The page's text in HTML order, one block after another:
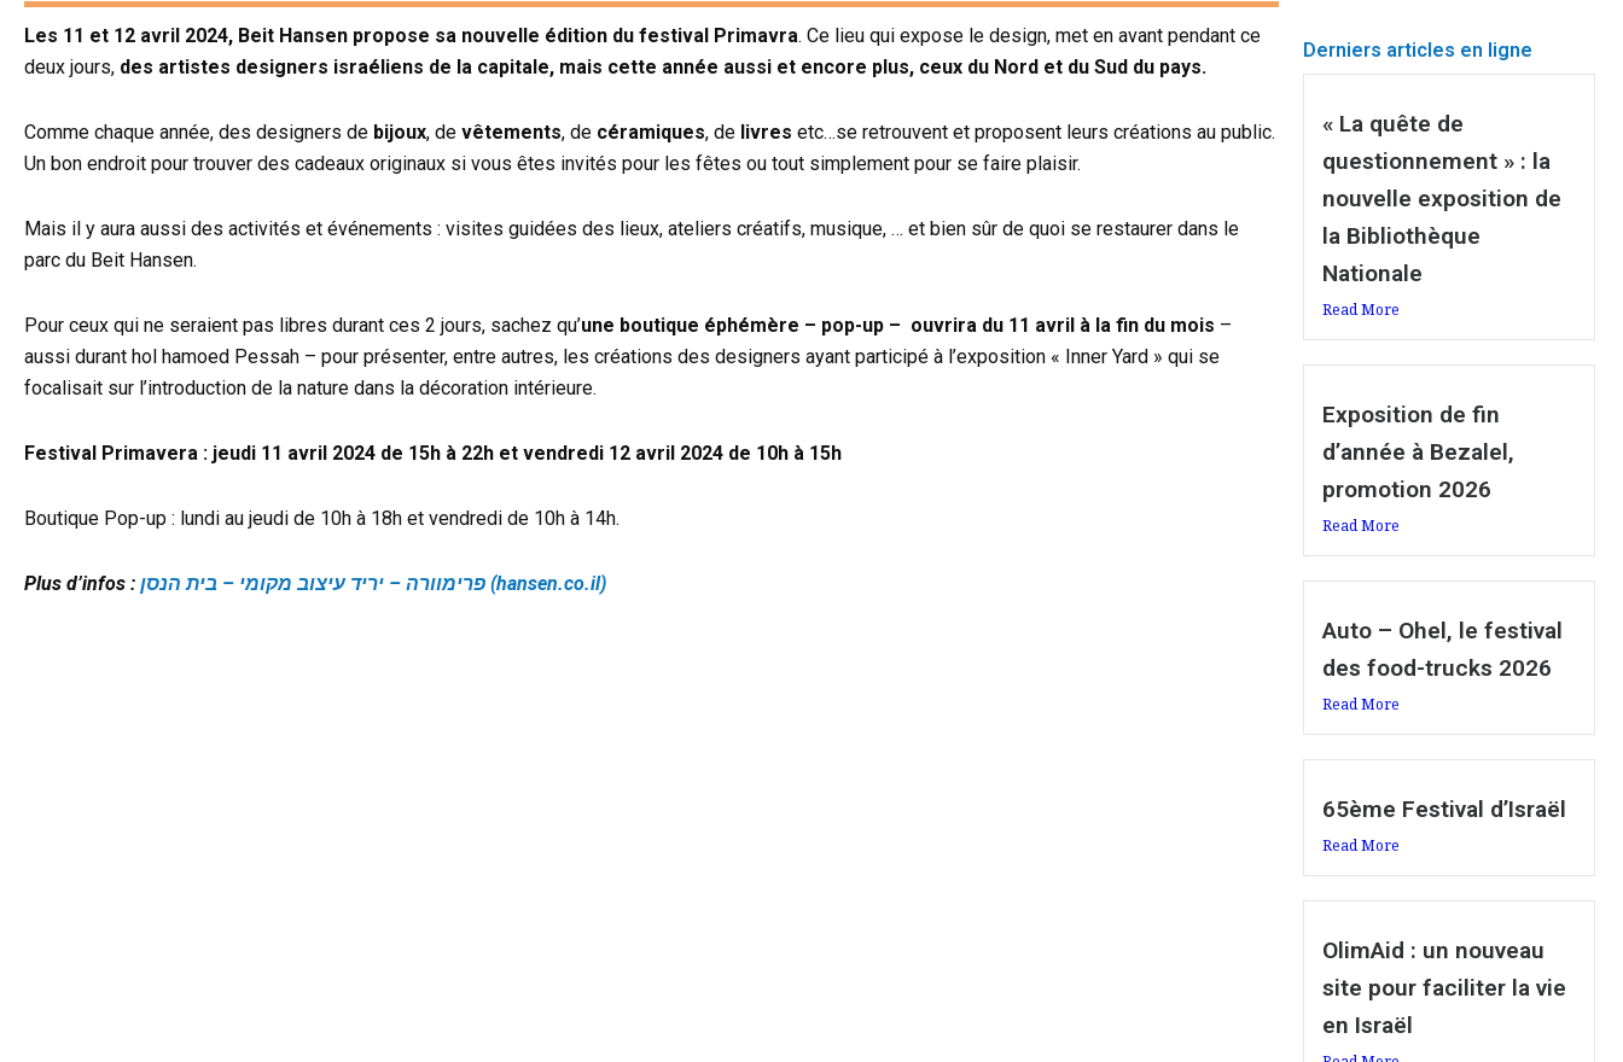
Les 11 et 12 avril 2024, Beit Hansen propose sa nouvelle édition du festival Primavra. Ce lieu qui expose le design, met en avant pendant ce
deux jours, des artistes designers israéliens de la capitale, mais cette année aussi et encore plus, ceux du Nord et du Sud du pays.
Comme chaque année, des designers de bijoux, de vêtements, de céramiques, de livres etc…se retrouvent et proposent leurs créations au public.
Un bon endroit pour trouver des cadeaux originaux si vous êtes invités pour les fêtes ou tout simplement pour se faire plaisir.
Mais il y aura aussi des activités et événements : visites guidées des lieux, ateliers créatifs, musique, … et bien sûr de quoi se restaurer dans le
parc du Beit Hansen.
Pour ceux qui ne seraient pas libres durant ces 2 jours, sachez qu’une boutique éphémère – pop-up – ouvrira du 11 avril à la fin du mois –
aussi durant hol hamoed Pessah – pour présenter, entre autres, les créations des designers ayant participé à l’exposition « Inner Yard » qui se
focalisait sur l’introduction de la nature dans la décoration intérieure.
Festival Primavera : jeudi 11 avril 2024 de 15h à 22h et vendredi 12 avril 2024 de 10h à 15h
Boutique Pop-up : lundi au jeudi de 10h à 18h et vendredi de 10h à 14h.
Plus d’infos : פרימוורה – יריד עיצוב מקומי – בית הנסן (hansen.co.il)
Derniers articles en ligne
« La quête de
questionnement » : la
nouvelle exposition de
la Bibliothèque
Nationale
Read More
Exposition de fin
d’année à Bezalel,
promotion 2026
Read More
Auto – Ohel, le festival
des food-trucks 2026
Read More
65ème Festival d’Israël
Read More
OlimAid : un nouveau
site pour faciliter la vie
en Israël